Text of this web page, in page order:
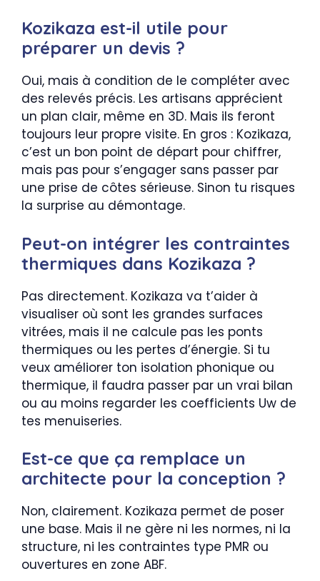
Kozikaza est-il utile pour
préparer un devis ?
Oui, mais à condition de le compléter avec
des relevés précis. Les artisans apprécient
un plan clair, même en 3D. Mais ils feront
toujours leur propre visite. En gros : Kozikaza,
c’est un bon point de départ pour chiffrer,
mais pas pour s’engager sans passer par
une prise de côtes sérieuse. Sinon tu risques
la surprise au démontage.
Peut-on intégrer les contraintes
thermiques dans Kozikaza ?
Pas directement. Kozikaza va t’aider à
visualiser où sont les grandes surfaces
vitrées, mais il ne calcule pas les ponts
thermiques ou les pertes d’énergie. Si tu
veux améliorer ton isolation phonique ou
thermique, il faudra passer par un vrai bilan
ou au moins regarder les coefficients Uw de
tes menuiseries.
Est-ce que ça remplace un
architecte pour la conception ?
Non, clairement. Kozikaza permet de poser
une base. Mais il ne gère ni les normes, ni la
structure, ni les contraintes type PMR ou
ouvertures en zone ABF.